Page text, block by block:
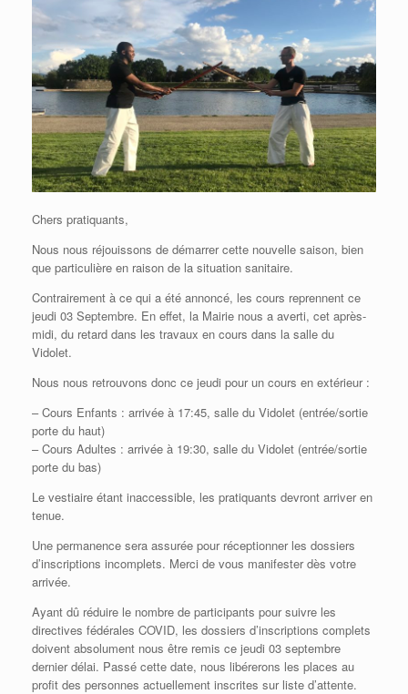
Chers pratiquants,
Nous nous réjouissons de démarrer cette nouvelle saison, bien
que particulière en raison de la situation sanitaire.
Contrairement à ce qui a été annoncé, les cours reprennent ce
jeudi 03 Septembre. En effet, la Mairie nous a averti, cet après-
midi, du retard dans les travaux en cours dans la salle du
Vidolet.
Nous nous retrouvons donc ce jeudi pour un cours en extérieur :
– Cours Enfants : arrivée à 17:45, salle du Vidolet (entrée/sortie
porte du haut)
– Cours Adultes : arrivée à 19:30, salle du Vidolet (entrée/sortie
porte du bas)
Le vestiaire étant inaccessible, les pratiquants devront arriver en
tenue.
Une permanence sera assurée pour réceptionner les dossiers
d’inscriptions incomplets. Merci de vous manifester dès votre
arrivée.
Ayant dû réduire le nombre de participants pour suivre les
directives fédérales COVID, les dossiers d’inscriptions complets
doivent absolument nous être remis ce jeudi 03 septembre
dernier délai. Passé cette date, nous libérerons les places au
profit des personnes actuellement inscrites sur liste d’attente.